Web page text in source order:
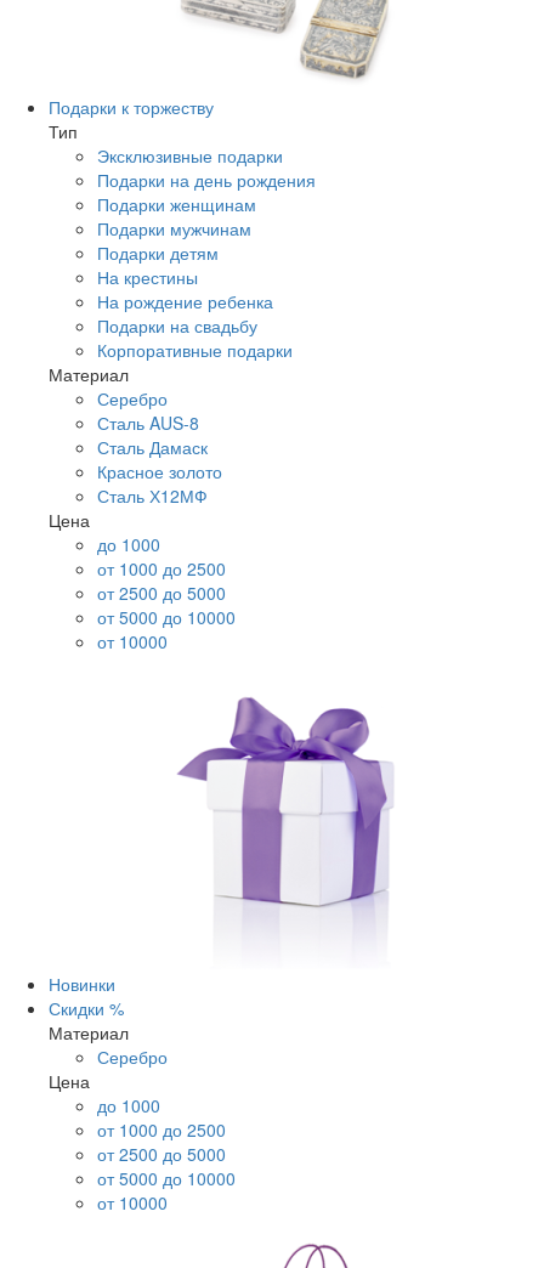
Подарки к торжеству
Тип
Эксклюзивные подарки
Подарки на день рождения
Подарки женщинам
Подарки мужчинам
Подарки детям
На крестины
На рождение ребенка
Подарки на свадьбу
Корпоративные подарки
Материал
Серебро
Сталь AUS-8
Сталь Дамаск
Красное золото
Сталь Х12МФ
Цена
до 1000
от 1000 до 2500
от 2500 до 5000
от 5000 до 10000
от 10000
Новинки
Скидки %
Материал
Серебро
Цена
до 1000
от 1000 до 2500
от 2500 до 5000
от 5000 до 10000
от 10000